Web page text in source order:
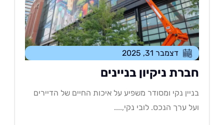
דצמבר 31, 2025
ניקיון בניינים
נקי ומסודר משפיע על איכות החיים של הדיירים
ערך הנכס. לובי נקי,....